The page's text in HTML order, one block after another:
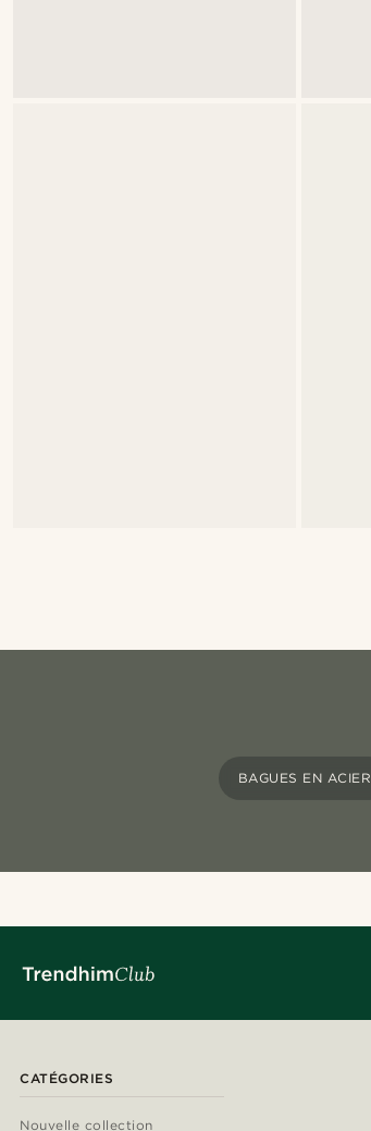
BAGUES EN ACIER
CATÉGORIES
Nouvelle collection